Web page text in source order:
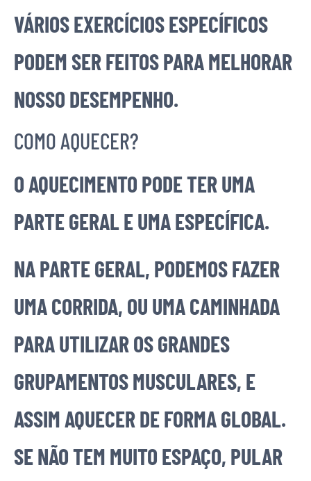
VÁRIOS EXERCÍCIOS ESPECÍFICOS
PODEM SER FEITOS PARA MELHORAR
NOSSO DESEMPENHO.
COMO AQUECER?
O AQUECIMENTO PODE TER UMA
PARTE GERAL E UMA ESPECÍFICA.
NA PARTE GERAL, PODEMOS FAZER
UMA CORRIDA, OU UMA CAMINHADA
PARA UTILIZAR OS GRANDES
GRUPAMENTOS MUSCULARES, E
ASSIM AQUECER DE FORMA GLOBAL.
SE NÃO TEM MUITO ESPAÇO, PULAR